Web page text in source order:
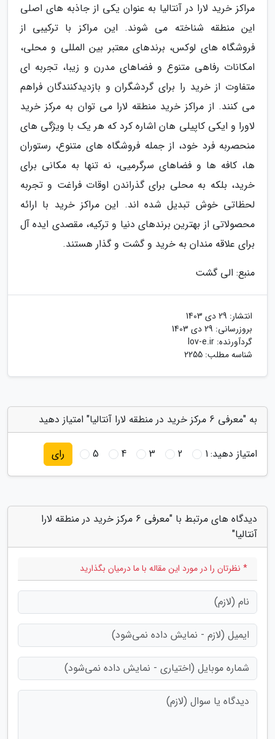
مراکز خرید لارا در آنتالیا به عنوان یکی از جاذبه های اصلی
این منطقه شناخته می شوند. این مراکز با ترکیبی از
فروشگاه های لوکس، برندهای معتبر بین المللی و محلی،
امکانات رفاهی متنوع و فضاهای مدرن و زیبا، تجربه ای
متفاوت از خرید را برای گردشگران و بازدیدکنندگان فراهم
می کنند. از مراکز خرید منطقه لارا می توان به مرکز خرید
لاورا و ایکی کاپیلی هان اشاره کرد که هر یک با ویژگی های
منحصربه فرد خود، از جمله فروشگاه های متنوع، رستوران
ها، کافه ها و فضاهای سرگرمیی، نه تنها به مکانی برای
خرید، بلکه به محلی برای گذراندن اوقات فراغت و تجربه
لحظاتی خوش تبدیل شده اند. این مراکز خرید با ارائه
محصولاتی از بهترین برندهای دنیا و ترکیه، مقصدی ایده آل
برای علاقه مندان به خرید و گشت و گذار هستند.
منبع: الی گشت
انتشار: 29 دی 1403
بروزرسانی: 29 دی 1403
گردآورنده: lov-e.ir
شناسه مطلب: 2255
به "معرفی 6 مرکز خرید در منطقه لارا آنتالیا" امتیاز دهید
امتیاز دهید:1
2
3
4
5 رای
دیدگاه های مرتبط با "معرفی 6 مرکز خرید در منطقه لارا
آنتالیا"
* نظرتان را در مورد این مقاله با ما درمیان بگذارید